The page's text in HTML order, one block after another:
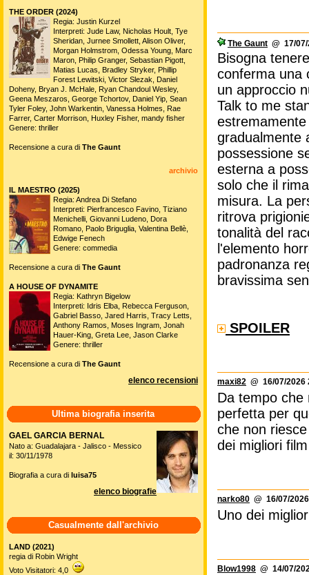
The Gaunt @ 17/
Bisogna
conferma una
un approccio
Talk to me
gradualmente
possessione
esterna a
solo che il
misura. La
ritrova
tonalità del
l'elemento
padronanza
bravissima
SPOILER
maxi82 @ 16/07/2026
Da tempo che
perfetta per
che non
dei migliori
narko80 @ 16/07/
Uno dei
Blow1998 @ 14/07/
THE ORDER (2024)
Regia: Justin Kurzel
Interpreti: Jude Law, Nicholas Hoult, Tye
Sheridan, Jurnee Smollett, Alison Oliver,
Morgan Holmstrom, Odessa Young, Marc
Maron, Philip Granger, Sebastian Pigott,
Matias Lucas, Bradley Stryker, Phillip
Forest Lewitski, Victor Slezak, Daniel
Doheny, Bryan J. McHale, Ryan Chandoul Wesley,
Geena Meszaros, George Tchortov, Daniel Yip, Sean
Tyler Foley, John Warkentin, Vanessa Holmes, Rae
Farrer, Carter Morrison, Huxley Fisher, mandy fisher
Genere: thriller
Recensione a cura di The Gaunt
archivio
IL MAESTRO (2025)
Regia: Andrea Di Stefano
Interpreti: Pierfrancesco Favino, Tiziano
Menichelli, Giovanni Ludeno, Dora
Romano, Paolo Briguglia, Valentina Bellè,
Edwige Fenech
Genere: commedia
Recensione a cura di The Gaunt
A HOUSE OF DYNAMITE
Regia: Kathryn Bigelow
Interpreti: Idris Elba, Rebecca Ferguson,
Gabriel Basso, Jared Harris, Tracy Letts,
Anthony Ramos, Moses Ingram, Jonah
Hauer-King, Greta Lee, Jason Clarke
Genere: thriller
Recensione a cura di The Gaunt
elenco recensioni
Ultima biografia inserita
GAEL GARCIA BERNAL
Nato a: Guadalajara - Jalisco - Messico
il: 30/11/1978
Biografia a cura di luisa75
elenco biografie
Casualmente dall'archivio
LAND (2021)
regia di Robin Wright
Voto Visitatori: 4,0